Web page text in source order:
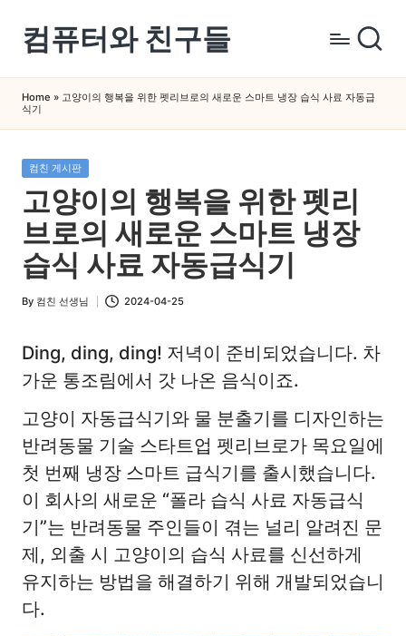
Skip
content
컴퓨터와 친구들
퓨
터
스
마
트
폰
을
쉽
게
우
는
Home » 고양이의 행복을 위한 펫리브로의 새로운 스마트 냉장 습식 사료 자동급
식기
Posted
in
컴친 게시판
고양이의 행복을 위한 펫리
브로의 새로운 스마트 냉장
습식 사료 자동급식기
Posted
By 컴친 선생님 2024-04-25
Ding, ding, ding! 저녁이 준비되었습니다. 차
가운 통조림에서 갓 나온 음식이죠.
고양이 자동급식기와 물 분출기를 디자인하는
반려동물 기술 스타트업 펫리브로가 목요일에
첫 번째 냉장 스마트 급식기를 출시했습니다.
이 회사의 새로운 “폴라 습식 사료 자동급식
기”는 반려동물 주인들이 겪는 널리 알려진 문
제, 외출 시 고양이의 습식 사료를 신선하게
유지하는 방법을 해결하기 위해 개발되었습니
다.